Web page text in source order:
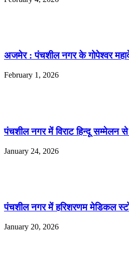
अजमेर : पंचशील नगर के गोपेश्वर
February 1, 2026
पंचशील नगर में विराट हिन्दू सम्मेलन से
January 24, 2026
पंचशील नगर में हरिशरणम मेडिकल
January 20, 2026